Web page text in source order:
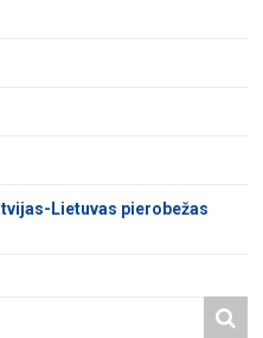
Lietuvas pierobežas